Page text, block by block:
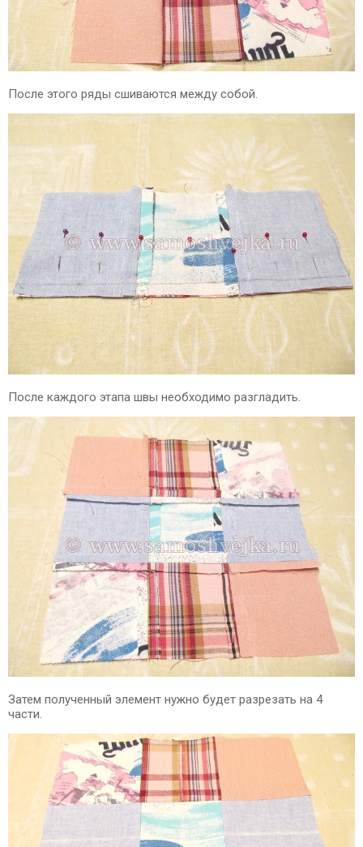
После этого ряды сшиваются между собой.
После каждого этапа швы необходимо разгладить.
Затем полученный элемент нужно будет разрезать на 4
части.